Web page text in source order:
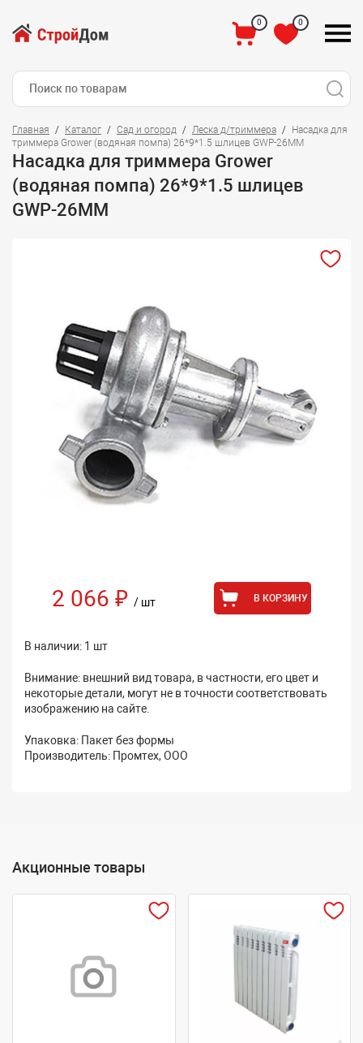
0 0
Главная Каталог Сад и огород Леска д/триммера
Насадка для
триммера Grower (водяная помпа) 26*9*1.5 шлицев GWP-26MM
Насадка для триммера Grower
(водяная помпа) 26*9*1.5 шлицев
GWP-26MM
2 066 ₽ / шт В КОРЗИНУ
В наличии: 1 шт
Внимание: внешний вид товара, в частности, его цвет и
некоторые детали, могут не в точности соответствовать
изображению на сайте.
Упаковка: Пакет без формы
Производитель: Промтех, ООО
Акционные товары